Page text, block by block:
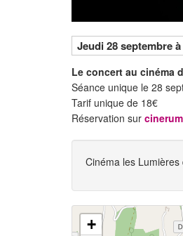
Jeudi 28septembre à
Le concert au cinéma
Séance unique le 28
Tarif unique de 18€
Réservation sur
Cinéma les Lumières
+